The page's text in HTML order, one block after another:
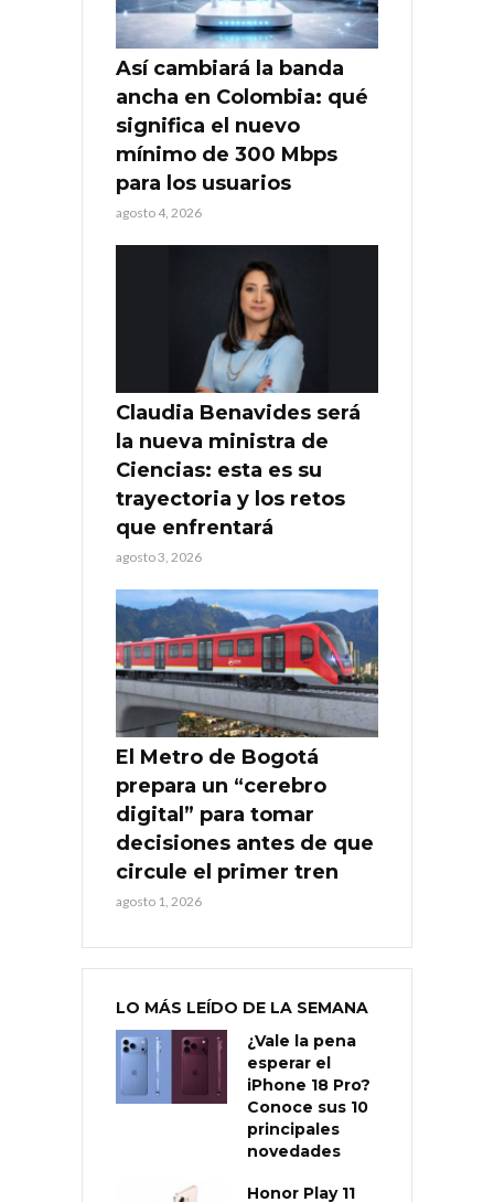
Así cambiará la banda
ancha en Colombia: qué
significa el nuevo
mínimo de 300 Mbps
para los usuarios
agosto 4, 2026
Claudia Benavides será
la nueva ministra de
Ciencias: esta es su
trayectoria y los retos
que enfrentará
agosto 3, 2026
El Metro de Bogotá
prepara un “cerebro
digital” para tomar
decisiones antes de que
circule el primer tren
agosto 1, 2026
LO MÁS LEÍDO DE LA SEMANA
¿Vale la pena
esperar el
iPhone 18 Pro?
Conoce sus 10
principales
novedades
Honor Play 11